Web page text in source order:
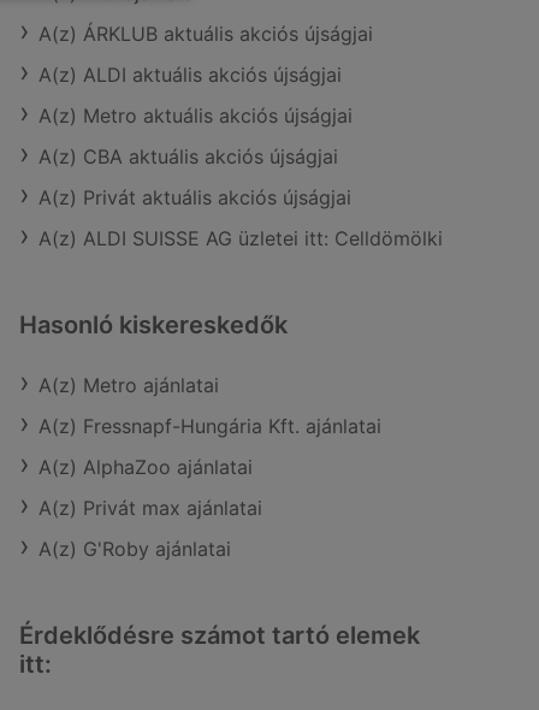
A(z) ÁRKLUB aktuális akciós újságjai
A(z) ALDI aktuális akciós újságjai
A(z) Metro aktuális akciós újságjai
A(z) CBA aktuális akciós újságjai
A(z) Privát aktuális akciós újságjai
A(z) ALDI SUISSE AG üzletei itt: Celldömölki
Hasonló kiskereskedők
A(z) Metro ajánlatai
A(z) Fressnapf-Hungária Kft. ajánlatai
A(z) AlphaZoo ajánlatai
A(z) Privát max ajánlatai
A(z) G'Roby ajánlatai
Érdeklődésre számot tartó elemek
itt: